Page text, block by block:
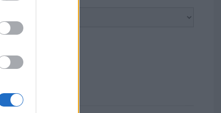
de la ULPGC?